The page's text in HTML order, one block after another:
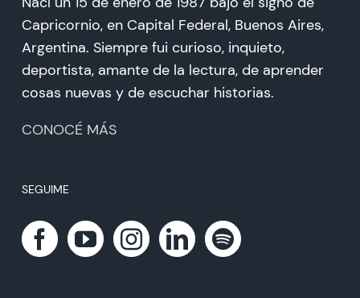
Capricornio, en Capital Federal, Buenos Aires,
Argentina. Siempre fui curioso, inquieto,
deportista, amante de la lectura, de aprender
cosas nuevas y de escuchar historias.
CONOCÉ MÁS
SEGUIME